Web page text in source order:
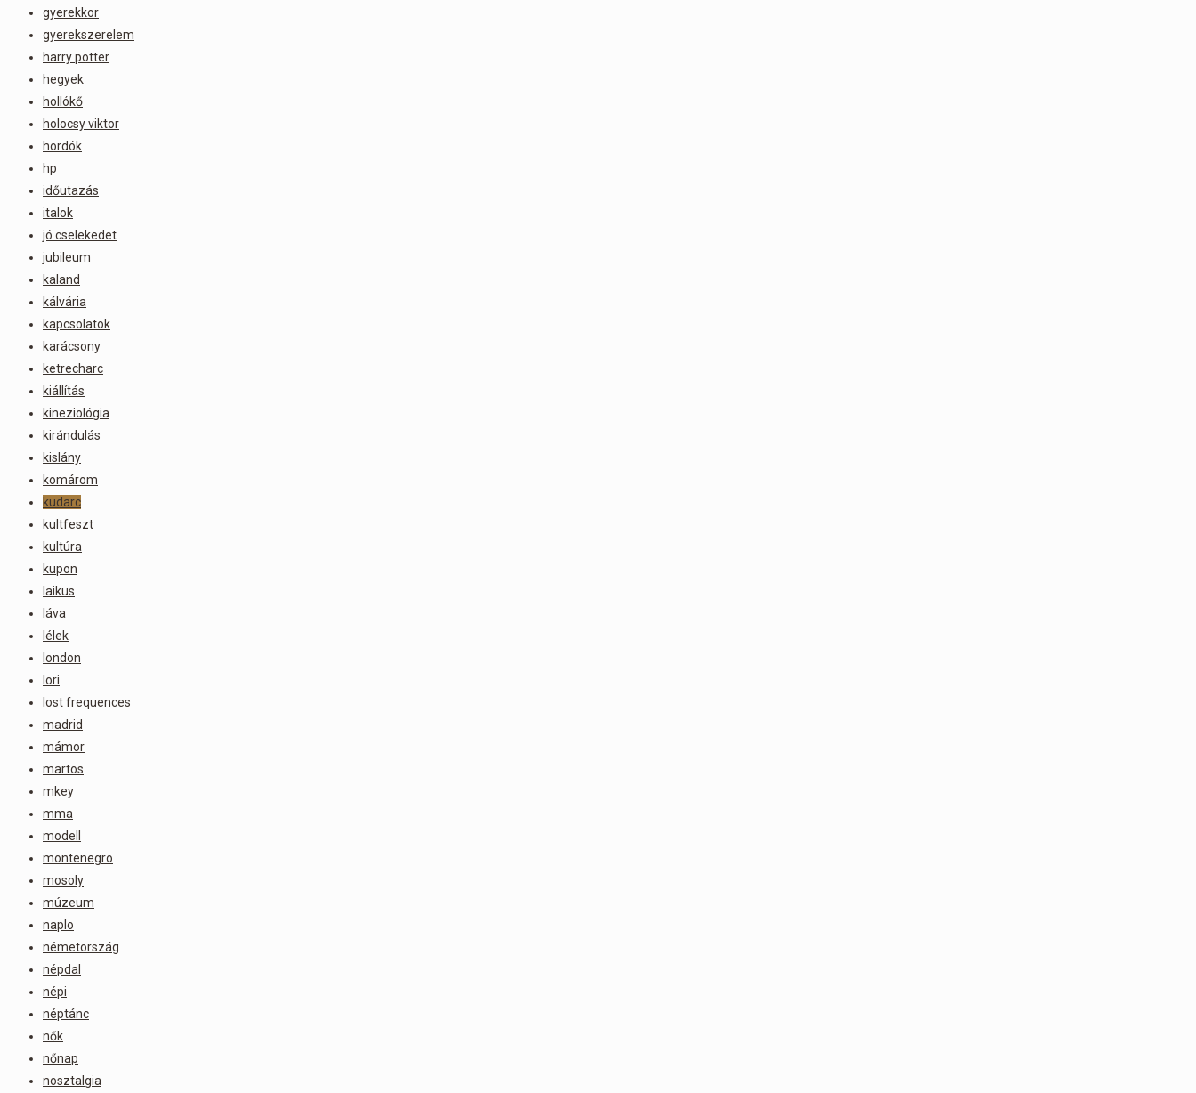
gyerekkor
gyerekszerelem
harry potter
hegyek
hollókő
holocsy viktor
hordók
hp
időutazás
italok
jó cselekedet
jubileum
kaland
kálvária
kapcsolatok
karácsony
ketrecharc
kiállítás
kineziológia
kirándulás
kislány
komárom
kudarc
kultfeszt
kultúra
kupon
laikus
láva
lélek
london
lori
lost frequences
madrid
mámor
martos
mkey
mma
modell
montenegro
mosoly
múzeum
naplo
németország
népdal
népi
néptánc
nők
nőnap
nosztalgia